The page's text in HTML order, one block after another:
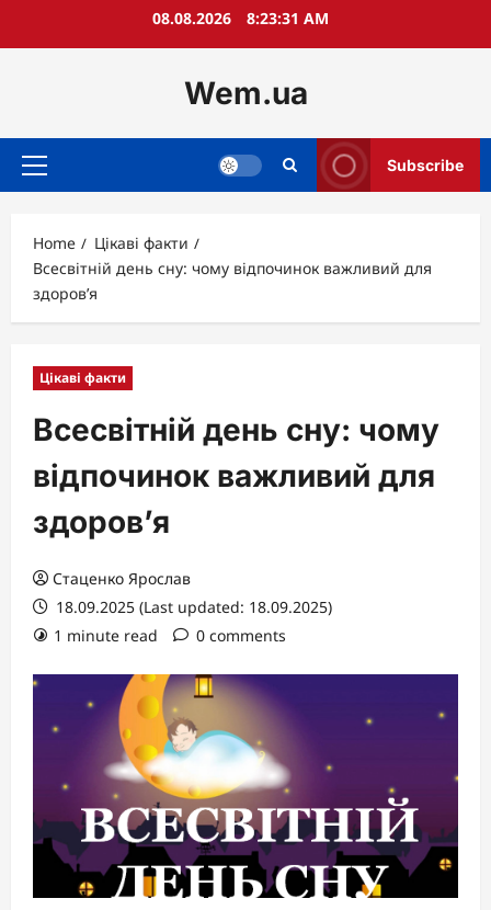
08.08.2026 8:23:32 AM
Wem.ua
Primary
Subscribe
Home
Цікаві факти
Всесвітній день сну: чому відпочинок важливий для
здоров’я
Цікаві факти
Всесвітній день сну: чому
відпочинок важливий для
здоров’я
Стаценко Ярослав
18.09.2025 (Last updated: 18.09.2025)
1 minute read
0 comments